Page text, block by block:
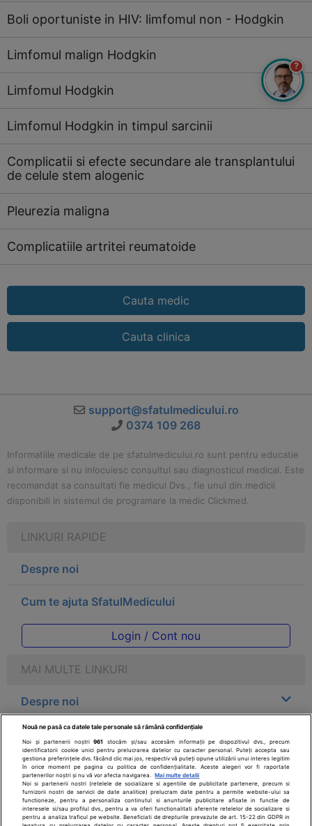
Boli oportuniste in HIV: limfomul non - Hodgkin
Limfomul malign Hodgkin
Limfomul Hodgkin
Limfomul Hodgkin in timpul sarcinii
Complicatii si efecte secundare ale transplantului
de celule stem alogenic
Pleurezia maligna
Complicatiile artritei reumatoide
Cauta medic
Cauta clinica
support@sfatulmedicului.ro
0374 109 268
Informatiile medicale de pe sfatulmedicului.ro sunt pentru educatie
si informare si nu inlocuiesc consultul sau diagnosticul medical. Este
recomandat sa consultati fie medicul Dvs., fie unul din medicii
disponibili in sistemul de programare la medic Clickmed.
LINKURI RAPIDE
Despre noi
Cum te ajuta SfatulMedicului
Login / Cont nou
MAI MULTE LINKURI
Despre noi
Legal
Drepturile consumatorului
Parteneri
?
Nouă ne pasă ca datele tale personale să rămână confidențiale
Noi și partenerii noștri961
stocăm și/sau accesăm informații pe dispozitivul dvs., precum
identificatorii cookie unici pentru prelucrarea datelor cu caracter personal. Puteți accepta sau
gestiona preferințele dvs. făcând clic mai jos, respectiv vă puteți opune utilizării unui interes legitim
în orice moment pe pagina cu politica de confidențialitate. Aceste alegeri vor fi raportate
partenerilor noștri și nu vă vor afecta navigarea.
Mai multe detalii
Noi si partenerii nostri (retelele de socializare si agentiile de publicitate partenere, precum si
furnizorii nostri de servicii de date analitice) prelucram date pentru a permite website-ului sa
functioneze, pentru a personaliza continutul si anunturile publicitare afisate in functie de
interesele si/sau profilul dvs., pentru a va oferi functionalitati aferente retelelor de socializare si
pentru a analiza traficul pe website. Beneficiati de drepturile prevazute de art. 15-22 din GDPR in